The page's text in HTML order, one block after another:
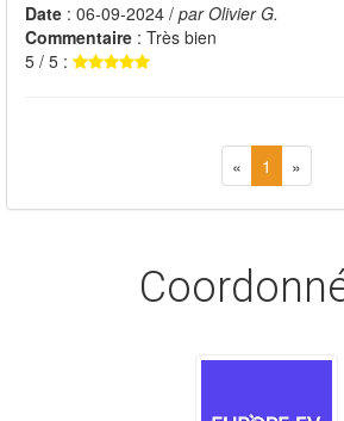
Date : 06-09-2024 / par Olivier G.
Commentaire : Très bien
5 / 5 :
« 1 »